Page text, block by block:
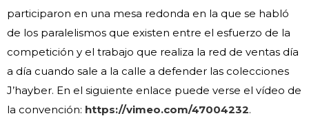
participaron en una mesa redonda en la que se habló
de los paralelismos que existen entre el esfuerzo de la
competición y el trabajo que realiza la red de ventas día
a día cuando sale a la calle a defender las colecciones
J’hayber. En el siguiente enlace puede verse el vídeo de
la convención: https://vimeo.com/47004232.